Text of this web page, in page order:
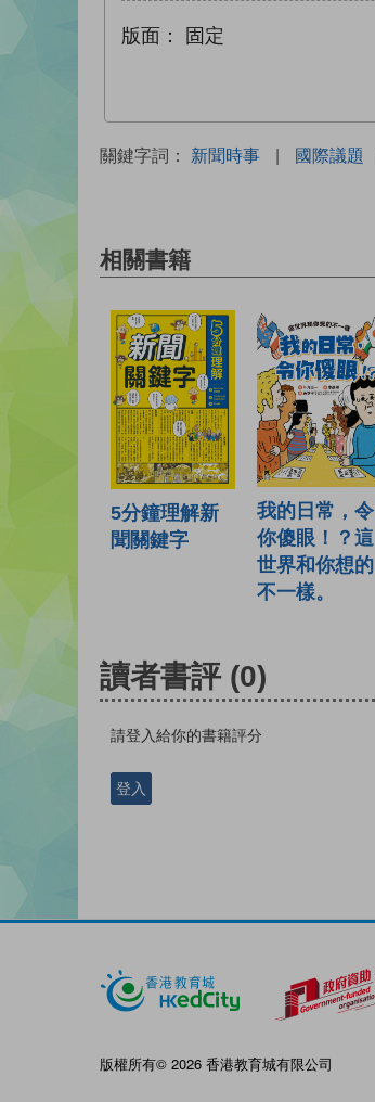
版面： 固定
關鍵字詞： 新聞時事 | 國際議題
相關書籍
5分鐘理解新
聞關鍵字
我的日常，令
你傻眼！？這
世界和你想的
不一樣。
讀者書評 (0)
請登入給你的書籍評分
登入
版權所有© 2026 香港教育城有限公司